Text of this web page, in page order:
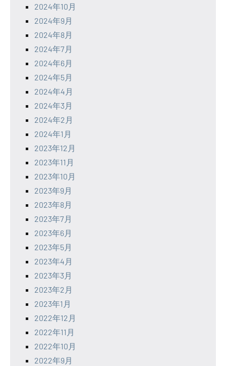
2024年10月
2024年9月
2024年8月
2024年7月
2024年6月
2024年5月
2024年4月
2024年3月
2024年2月
2024年1月
2023年12月
2023年11月
2023年10月
2023年9月
2023年8月
2023年7月
2023年6月
2023年5月
2023年4月
2023年3月
2023年2月
2023年1月
2022年12月
2022年11月
2022年10月
2022年9月